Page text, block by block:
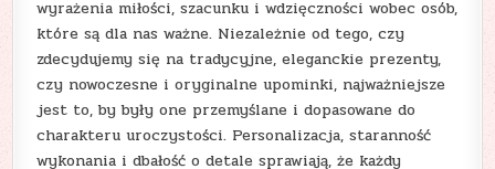
wyrażenia miłości, szacunku i wdzięczności wobec osób,
które są dla nas ważne. Niezależnie od tego, czy
zdecydujemy się na tradycyjne, eleganckie prezenty,
czy nowoczesne i oryginalne upominki, najważniejsze
jest to, by były one przemyślane i dopasowane do
charakteru uroczystości. Personalizacja, staranność
wykonania i dbałość o detale sprawiają, że każdy